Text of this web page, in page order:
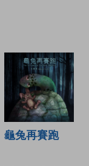
龜兔再賽跑